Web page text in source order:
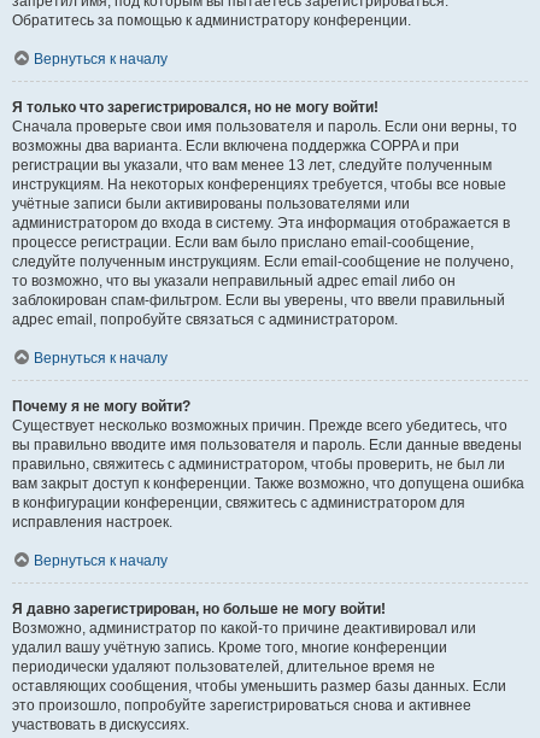
Обратитесь за помощью к администратору конференции.
Вернуться к началу
Я только что зарегистрировался, но не могу войти!
Сначала проверьте свои имя пользователя и пароль. Если они верны, то
возможны два варианта. Если включена поддержка COPPA и при
регистрации вы указали, что вам менее 13 лет, следуйте полученным
инструкциям. На некоторых конференциях требуется, чтобы все новые
учётные записи были активированы пользователями или
администратором до входа в систему. Эта информация отображается в
процессе регистрации. Если вам было прислано email-сообщение,
следуйте полученным инструкциям. Если email-сообщение не получено,
то возможно, что вы указали неправильный адрес email либо он
заблокирован спам-фильтром. Если вы уверены, что ввели правильный
адрес email, попробуйте связаться с администратором.
Вернуться к началу
Почему я не могу войти?
Существует несколько возможных причин. Прежде всего убедитесь, что
вы правильно вводите имя пользователя и пароль. Если данные введены
правильно, свяжитесь с администратором, чтобы проверить, не был ли
вам закрыт доступ к конференции. Также возможно, что допущена ошибка
в конфигурации конференции, свяжитесь с администратором для
исправления настроек.
Вернуться к началу
Я давно зарегистрирован, но больше не могу войти!
Возможно, администратор по какой-то причине деактивировал или
удалил вашу учётную запись. Кроме того, многие конференции
периодически удаляют пользователей, длительное время не
оставляющих сообщения, чтобы уменьшить размер базы данных. Если
это произошло, попробуйте зарегистрироваться снова и активнее
участвовать в дискуссиях.